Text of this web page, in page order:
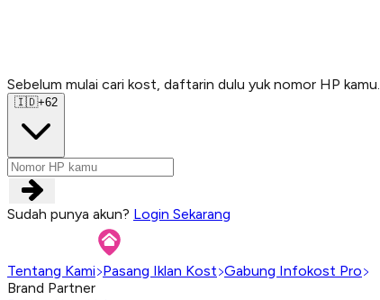
Sebelum mulai cari kost, daftarin dulu yuk nomor HP kamu.
🇮🇩+62
Sudah punya akun? Login Sekarang
Tentang Kami Pasang Iklan Kost Gabung Infokost Pro
Brand Partner